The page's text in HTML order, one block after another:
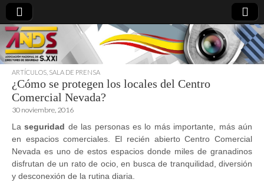
directoresdeseguridad.es
ARTÍCULOS SALA DE PRENSA
¿Cómo se protegen los locales del Centro
Comercial Nevada?
30 noviembre, 2016
Laseguridad de las personas es lo más importante, más aún
en espacios comerciales. El recién abierto Centro Comercial
Nevada es uno de estos espacios donde miles de granadinos
disfrutan de un rato de ocio, en busca de tranquilidad, diversión
y desconexión de la rutina diaria.